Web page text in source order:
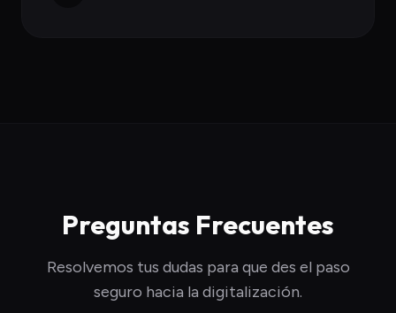
Preguntas Frecuentes
Resolvemos tus dudas para que des el paso
seguro hacia la digitalización.